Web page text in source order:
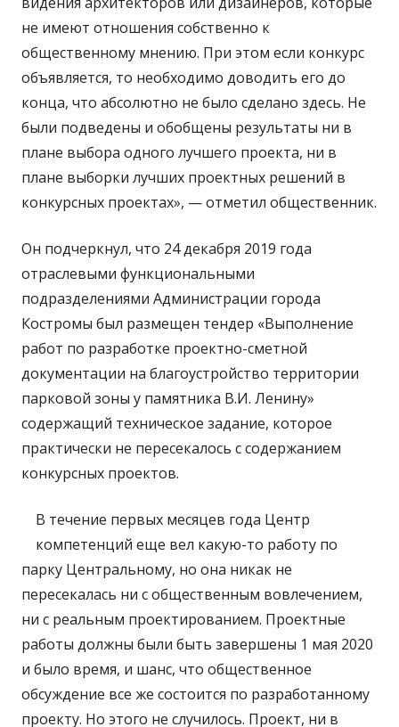
не имеют отношения собственно к
общественному мнению. При этом если конкурс
объявляется, то необходимо доводить его до
конца, что абсолютно не было сделано здесь. Не
были подведены и обобщены результаты ни в
плане выбора одного лучшего проекта, ни в
плане выборки лучших проектных решений в
конкурсных проектах», — отметил общественник.
Он подчеркнул, что 24 декабря 2019 года
отраслевыми функциональными
подразделениями Администрации города
Костромы был размещен тендер «Выполнение
работ по разработке проектно-сметной
документации на благоустройство территории
парковой зоны у памятника В.И. Ленину»
содержащий техническое задание, которое
практически не пересекалось с содержанием
конкурсных проектов.
В течение первых месяцев года Центр
компетенций еще вел какую-то работу по
парку Центральному, но она никак не
пересекалась ни с общественным вовлечением,
ни с реальным проектированием. Проектные
работы должны были быть завершены 1 мая 2020
и было время, и шанс, что общественное
обсуждение все же состоится по разработанному
проекту. Но этого не случилось. Проект, ни в